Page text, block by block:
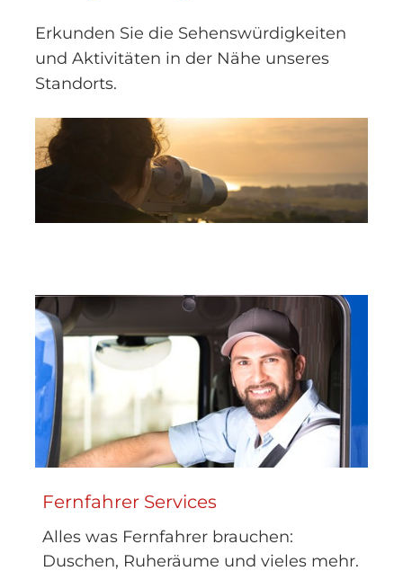
Erkunden Sie die Sehenswürdigkeiten
und Aktivitäten in der Nähe unseres
Standorts.
Fernfahrer Services
Alles was Fernfahrer brauchen:
Duschen, Ruheräume und vieles mehr.